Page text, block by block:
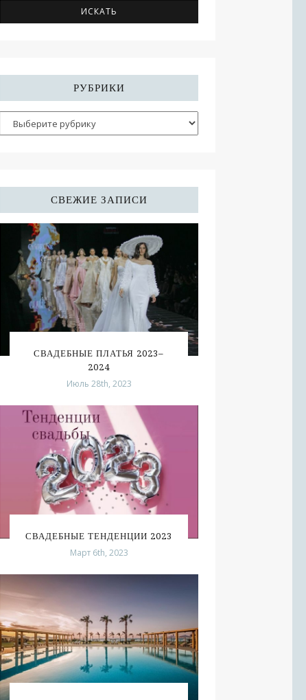
РУБРИКИ
СВЕЖИЕ ЗАПИСИ
СВАДЕБНЫЕ ПЛАТЬЯ 2023–
2024
Июль 28th, 2023
СВАДЕБНЫЕ ТЕНДЕНЦИИ 2023
Март 6th, 2023